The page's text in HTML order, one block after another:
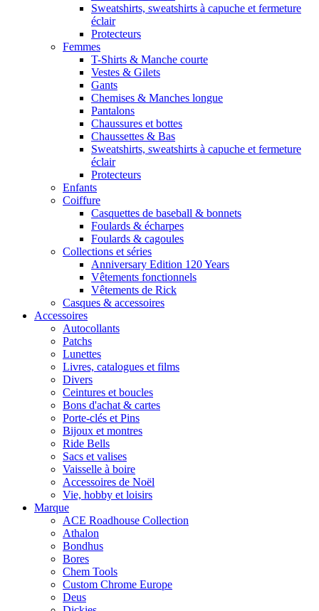
Sweatshirts, sweatshirts à capuche et fermeture
éclair
Protecteurs
Femmes
T-Shirts & Manche courte
Vestes & Gilets
Gants
Chemises & Manches longue
Pantalons
Chaussures et bottes
Chaussettes & Bas
Sweatshirts, sweatshirts à capuche et fermeture
éclair
Protecteurs
Enfants
Coiffure
Casquettes de baseball & bonnets
Foulards & écharpes
Foulards & cagoules
Collections et séries
Anniversary Edition 120 Years
Vêtements fonctionnels
Vêtements de Rick
Casques & accessoires
Accessoires
Autocollants
Patchs
Lunettes
Livres, catalogues et films
Divers
Ceintures et boucles
Bons d'achat & cartes
Porte-clés et Pins
Bijoux et montres
Ride Bells
Sacs et valises
Vaisselle à boire
Accessoires de Noël
Vie, hobby et loisirs
Marque
ACE Roadhouse Collection
Athalon
Bondhus
Bores
Chem Tools
Custom Chrome Europe
Deus